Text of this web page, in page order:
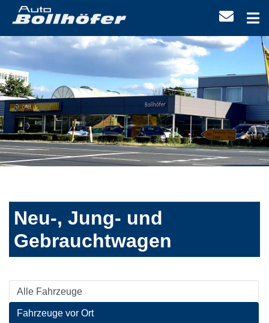
Neu-, Jung- und
Gebrauchtwagen
Alle Fahrzeuge
Fahrzeuge vor Ort